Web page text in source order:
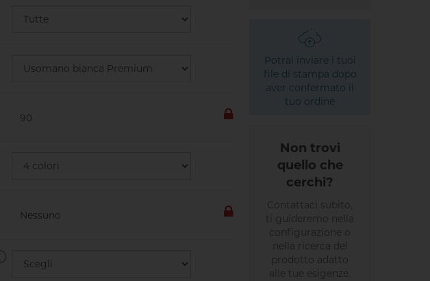
Potrai inviare i tuoi
file di stampa dopo
aver confermato il
tuo ordine
Non trovi
quello che
cerchi?
Contattaci subito,
ti guideremo nella
configurazione o
nella ricerca del
prodotto adatto
alle tue esigenze.